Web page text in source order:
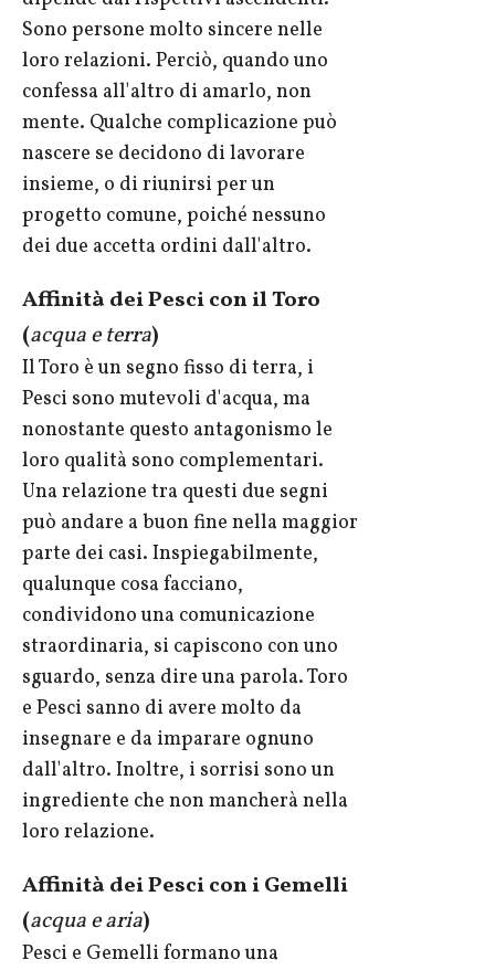
Sono persone molto sincere nelle
loro relazioni. Perciò, quando uno
confessa all'altro di amarlo, non
mente. Qualche complicazione può
nascere se decidono di lavorare
insieme, o di riunirsi per un
progetto comune, poiché nessuno
dei due accetta ordini dall'altro.
Affinità dei Pesci con il Toro
(acqua e terra)
Il Toro è un segno fisso di terra, i
Pesci sono mutevoli d'acqua, ma
nonostante questo antagonismo le
loro qualità sono complementari.
Una relazione tra questi due segni
può andare a buon fine nella maggior
parte dei casi. Inspiegabilmente,
qualunque cosa facciano,
condividono una comunicazione
straordinaria, si capiscono con uno
sguardo, senza dire una parola. Toro
e Pesci sanno di avere molto da
insegnare e da imparare ognuno
dall'altro. Inoltre, i sorrisi sono un
ingrediente che non mancherà nella
loro relazione.
Affinità dei Pesci con i Gemelli
(acqua e aria)
Pesci e Gemelli formano una